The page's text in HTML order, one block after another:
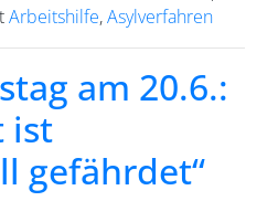
Arbeitshilfe,Asylverfahren
am 20.6.:
ist
gefährdet“